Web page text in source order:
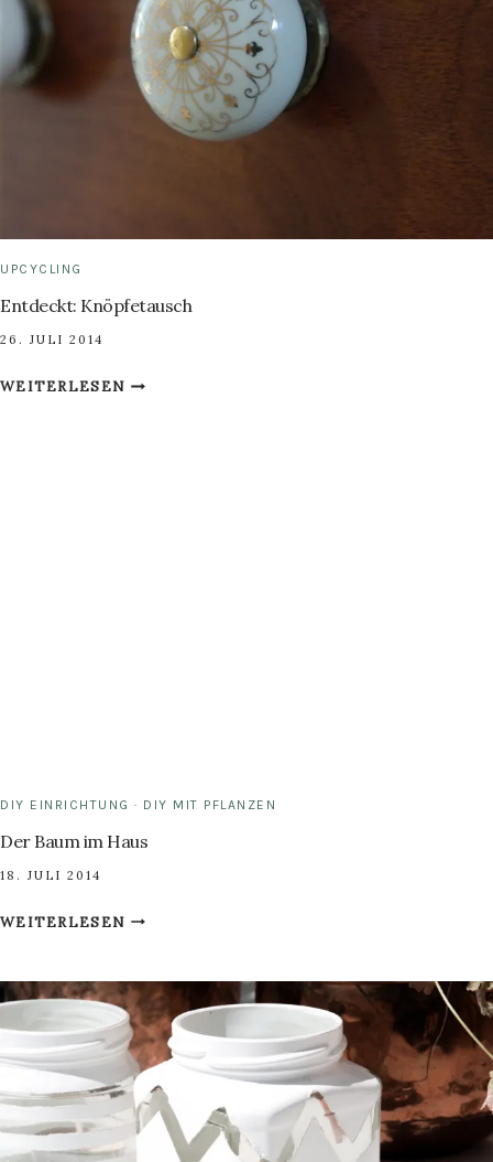
UPCYCLING
Entdeckt: Knöpfetausch
26. JULI 2014
WEITERLESENENTDECKT:
DIY EINRICHTUNG · DIY MIT PFLANZEN
Der Baum im Haus
18. JULI 2014
WEITERLESENDER
HAUS